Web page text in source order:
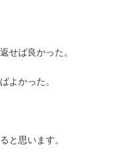
せば良かった。
よかった。
と思います。